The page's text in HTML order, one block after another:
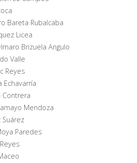
Bareta Rubalcaba
Licea
Brizuela Angulo
Valle
Reyes
Echavarría
Contrera
Mendoza
Suárez
Paredes